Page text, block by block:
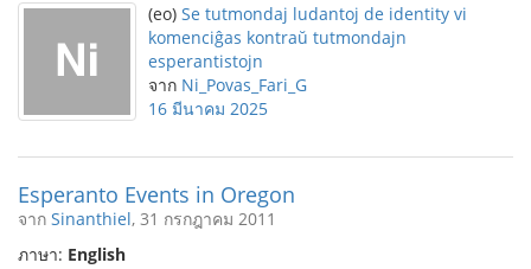
(eo) Se tutmondaj ludantoj de identity vi
komenciĝas kontraŭ tutmondajn
esperantistojn
จาก Ni_Povas_Fari_G
16 มีนาคม 2025
Esperanto Events in Oregon
จาก Sinanthiel, 31 กรกฎาคม 2011
ภาษา: English